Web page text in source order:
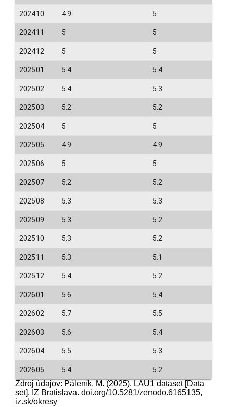
202410 4.9 5
202411 5 5
202412 5 5
202501 5.4 5.4
202502 5.4 5.3
202503 5.2 5.2
202504 5 5
202505 4.9 4.9
202506 5 5
202507 5.2 5.2
202508 5.3 5.3
202509 5.3 5.2
202510 5.3 5.2
202511 5.3 5.1
202512 5.4 5.2
202601 5.6 5.4
202602 5.7 5.5
202603 5.6 5.4
202604 5.5 5.3
202605 5.4 5.2
Zdroj údajov: Páleník, M. (2025). LAU1 dataset [Data
set]. IZ Bratislava. doi.org/10.5281/zenodo.6165135,
iz.sk/okresy